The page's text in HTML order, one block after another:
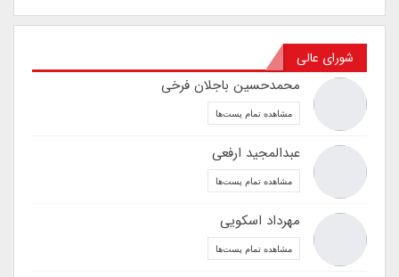
شورای عالی
محمدحسین باجلان فرخی
مشاهده تمام پست‌ها
عبدالمجید ارفعی
مشاهده تمام پست‌ها
مهرداد اسکویی
مشاهده تمام پست‌ها